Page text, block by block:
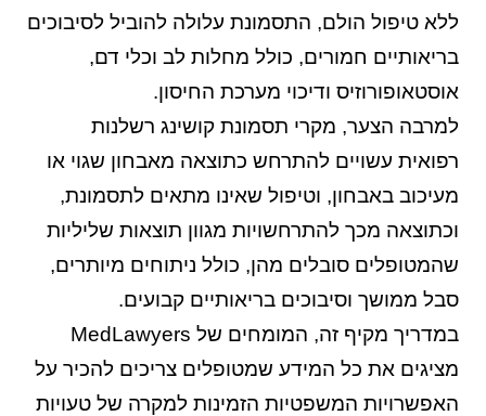
ללא טיפול הולם, התסמונת עלולה להוביל לסיבוכים
בריאותיים חמורים, כולל מחלות לב וכלי דם,
אוסטאופורוזיס ודיכוי מערכת החיסון.
למרבה הצער, מקרי תסמונת קושינג רשלנות
רפואית עשויים להתרחש כתוצאה מאבחון שגוי או
מעיכוב באבחון, וטיפול שאינו מתאים לתסמונת,
וכתוצאה מכך להתרחשויות מגוון תוצאות שליליות
שהמטופלים סובלים מהן, כולל ניתוחים מיותרים,
סבל ממושך וסיבוכים בריאותיים קבועים.
במדריך מקיף זה, המומחים של MedLawyers
מציגים את כל המידע שמטופלים צריכים להכיר על
האפשרויות המשפטיות הזמינות למקרה של טעויות